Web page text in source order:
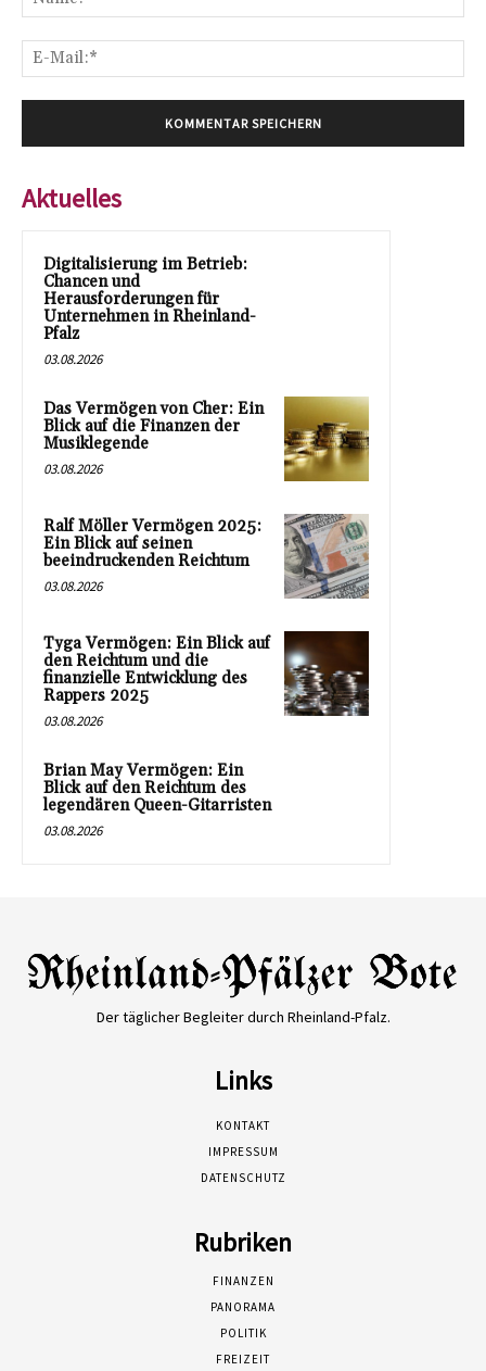
Aktuelles
Digitalisierung im Betrieb:
Chancen und
Herausforderungen für
Unternehmen in Rheinland-
Pfalz
03.08.2026
Das Vermögen von Cher: Ein
Blick auf die Finanzen der
Musiklegende
03.08.2026
Ralf Möller Vermögen 2025:
Ein Blick auf seinen
beeindruckenden Reichtum
03.08.2026
Tyga Vermögen: Ein Blick auf
den Reichtum und die
finanzielle Entwicklung des
Rappers 2025
03.08.2026
Brian May Vermögen: Ein
Blick auf den Reichtum des
legendären Queen-Gitarristen
03.08.2026
Der täglicher Begleiter durch Rheinland-Pfalz.
Links
KONTAKT
IMPRESSUM
DATENSCHUTZ
Rubriken
FINANZEN
PANORAMA
POLITIK
FREIZEIT